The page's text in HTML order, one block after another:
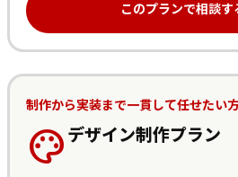
このプランで相談す
制作から実装まで一貫して任せたい
paletteデザイン制作プラン